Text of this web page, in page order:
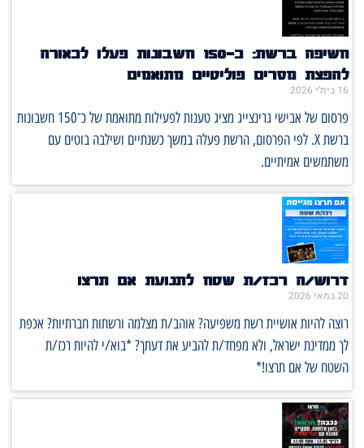
חשיפה ברשת: כ־150 חשבונות פעלו לכאורה
להפצת מסרים פוליטיים מתואמים
16 ביולי 2026
פרסום של אבישי גרינצייג מציג טענות לפעילות מתואמת של כ־150 חשבונות
ברשת X. לפי הפרסום, הרשת פעלה במשך כשנתיים ושילבה בוטים עם
משתמשים אמיתיים.
דרוש/ה רכז/ת שטח לתנועת אם תרצו
20 במאי 2026
רוצה להיות אושיית רשת משפיעה? אוהב/ת מצלמה ורשתות חברתיות? אכפת
לך ממדינת ישראל, ולא מפחד/ת להביע את דעתך? *בוא/י להיות רכז/ת
השטח של אם תרצו!*